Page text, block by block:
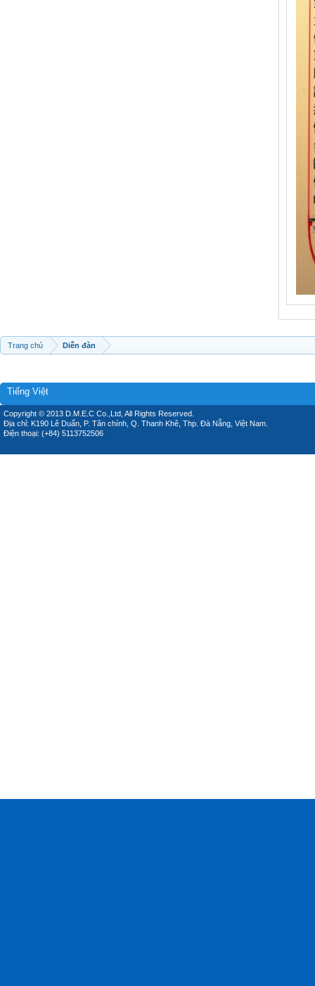
Trang chủ Diễn đàn
Tiếng Việt
Copyright © 2013 D.M.E.C Co.,Ltd, All Rights Reserved.
Địa chỉ: K190 Lê Duẩn, P. Tân chính, Q. Thanh Khê, Thp. Đà Nẵng, Việt Nam.
Điện thoại: (+84) 5113752506